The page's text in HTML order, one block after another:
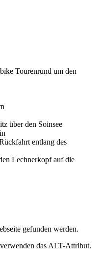
Tourenrund um den
über den Soinsee
entlang des
Lechnerkopf auf die
gefunden werden.
das ALT-Attribut.